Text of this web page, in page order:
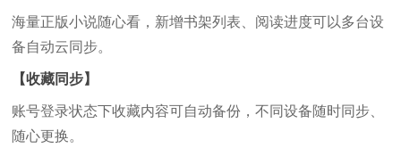
海量正版小说随心看，新增书架列表、阅读进度可以多台设
备自动云同步。
【收藏同步】
账号登录状态下收藏内容可自动备份，不同设备随时同步、
随心更换。